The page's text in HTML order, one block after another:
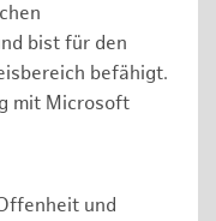
bist für den
befähigt.
mit Microsoft
und